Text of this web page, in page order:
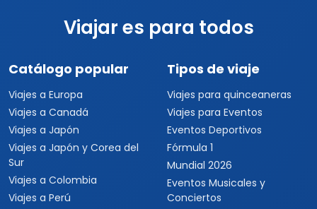
Viajar es para todos
Catálogo popular
Viajes a Europa
Viajes a Canadá
Viajes a Japón
Viajes a Japón y Corea del
Sur
Viajes a Colombia
Viajes a Perú
Tipos de viaje
Viajes para quinceaneras
Viajes para Eventos
Eventos Deportivos
Fórmula 1
Mundial 2026
Eventos Musicales y
Conciertos